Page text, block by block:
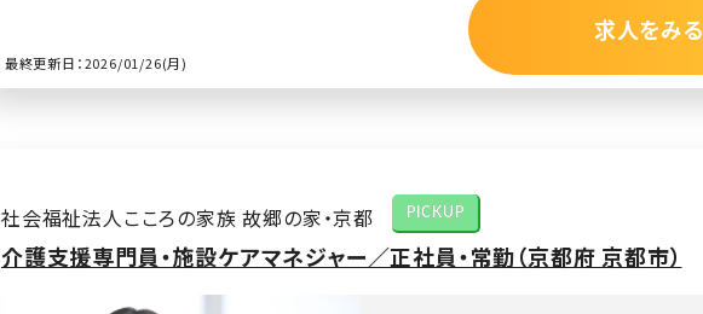
最終更新日：2026/01/26(月)
求人をみる
社会福祉法人こころの家族 故郷の家・京都 PICKUP
介護支援専門員・施設ケアマネジャー／正社員・常勤（京都府 京都市）